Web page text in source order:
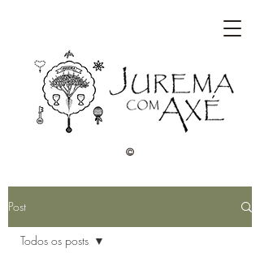
©
Post
Todos os posts